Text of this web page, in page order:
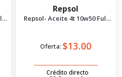
Repsol
Repsol- Aceite 4t 10w50 Full
Oferta: $13.00
Crédito directo